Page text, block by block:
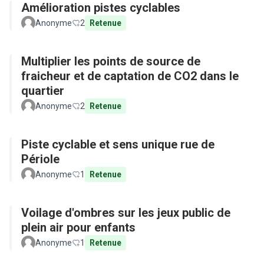
Amélioration pistes cyclables
Anonyme 2 Retenue
Multiplier les points de source de
fraicheur et de captation de CO2 dans le
quartier
Anonyme 2 Retenue
Piste cyclable et sens unique rue de
Périole
Anonyme 1 Retenue
Voilage d'ombres sur les jeux public de
plein air pour enfants
Anonyme 1 Retenue